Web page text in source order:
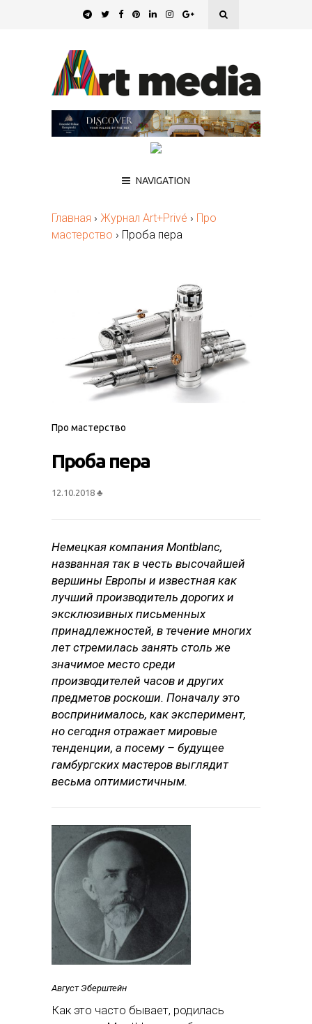
NAVIGATION
Главная › Журнал Art+Privé › Про
мастерство › Проба пера
Про мастерство
Проба пера
12.10.2018 ♣
Немецкая компания Montblanc,
названная так в честь высочайшей
вершины Европы и известная как
лучший производитель дорогих и
эксклюзивных письменных
принадлежностей, в течение многих
лет стремилась занять столь же
значимое место среди
производителей часов и других
предметов роскоши. Поначалу это
воспринималось, как эксперимент,
но сегодня отражает мировые
тенденции, а посему – будущее
гамбургских мастеров выглядит
весьма оптимистичным.
Август Эберштейн
Как это часто бывает, родилась